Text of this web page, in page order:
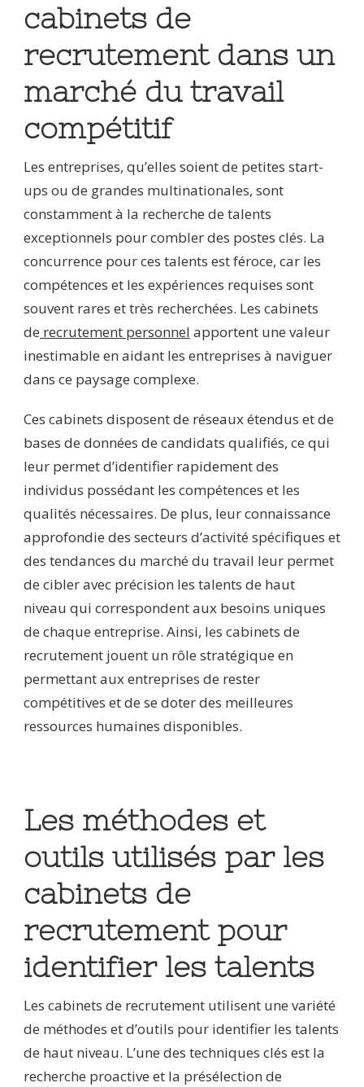
cabinets de
recrutement dans un
marché du travail
compétitif
Les entreprises, qu’elles soient de petites start-
ups ou de grandes multinationales, sont
constamment à la recherche de talents
exceptionnels pour combler des postes clés. La
concurrence pour ces talents est féroce, car les
compétences et les expériences requises sont
souvent rares et très recherchées. Les cabinets
de recrutement personnel apportent une valeur
inestimable en aidant les entreprises à naviguer
dans ce paysage complexe.
Ces cabinets disposent de réseaux étendus et de
bases de données de candidats qualifiés, ce qui
leur permet d’identifier rapidement des
individus possédant les compétences et les
qualités nécessaires. De plus, leur connaissance
approfondie des secteurs d’activité spécifiques et
des tendances du marché du travail leur permet
de cibler avec précision les talents de haut
niveau qui correspondent aux besoins uniques
de chaque entreprise. Ainsi, les cabinets de
recrutement jouent un rôle stratégique en
permettant aux entreprises de rester
compétitives et de se doter des meilleures
ressources humaines disponibles.
Les méthodes et
outils utilisés par les
cabinets de
recrutement pour
identifier les talents
Les cabinets de recrutement utilisent une variété
de méthodes et d’outils pour identifier les talents
de haut niveau. L’une des techniques clés est la
recherche proactive et la présélection de